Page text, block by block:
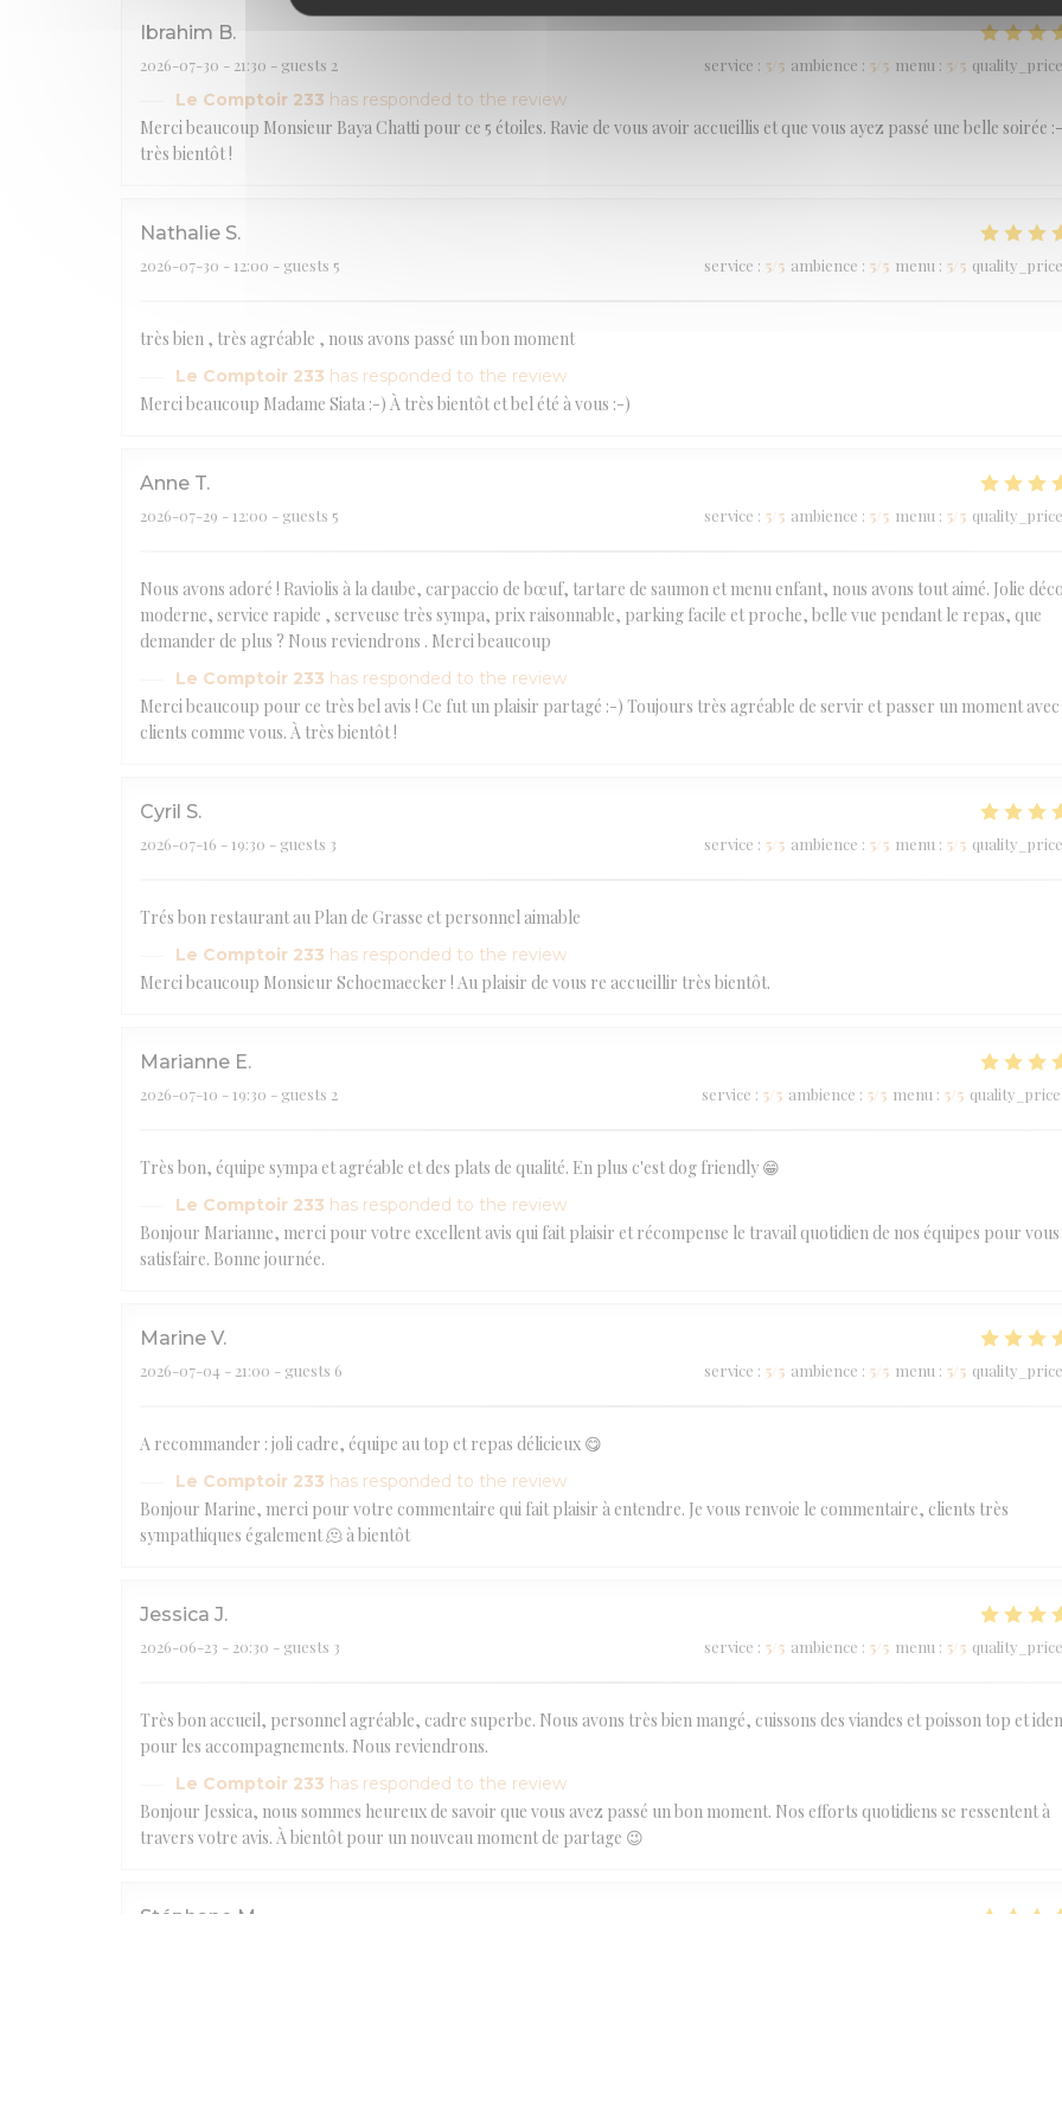
Ibrahim B
2026-07-30 - 21:30 - guests 2 service : 5 /5 ambience : 5 /5 menu : 5 /5 quality_price
Le Comptoir 233 has responded to the review
Merci beaucoup Monsieur Baya Chatti pour ce 5 étoiles. Ravie de vous avoir accueillis et que vous ayez passé une belle soirée
très bientôt !
Nathalie S
2026-07-30 - 12:00 - guests 5 service : 5/5 ambience : 5/5 menu : 5/5 quality_price
très bien , très agréable , nous avons passé un bon moment
Le Comptoir 233 has responded to the review
Merci beaucoup Madame Siata :-) À très bientôt et bel été à vous :-)
Anne T
2026-07-29 - 12:00 - guests 5 service : 5/5 ambience : 5/5 menu : 5/5 quality_price
Nous avons adoré ! Raviolis à la daube, carpaccio de bœuf, tartare de saumon et menu enfant, nous avons tout aimé. Jolie déco
moderne, service rapide , serveuse très sympa, prix raisonnable, parking facile et proche, belle vue pendant le repas, que
demander de plus ? Nous reviendrons . Merci beaucoup
Le Comptoir 233 has responded to the review
Merci beaucoup pour ce très bel avis ! Ce fut un plaisir partagé :-) Toujours très agréable de servir et passer un moment avec
clients comme vous. À très bientôt !
Cyril S
2026-07-16 - 19:30 - guests 3 service : 5/5 ambience : 5/5 menu : 5/5 quality_price
Trés bon restaurant au Plan de Grasse et personnel aimable
Le Comptoir 233 has responded to the review
Merci beaucoup Monsieur Schoemaecker ! Au plaisir de vous re accueillir très bientôt.
Marianne E
2026-07-10 - 19:30 - guests 2 service : 5/5 ambience : 5/5 menu : 5/5 quality_price
Très bon, équipe sympa et agréable et des plats de qualité. En plus c'est dog friendly 😁
Le Comptoir 233 has responded to the review
Bonjour Marianne, merci pour votre excellent avis qui fait plaisir et récompense le travail quotidien de nos équipes pour vous
satisfaire. Bonne journée.
Marine V
2026-07-04 - 21:00 - guests 6 service : 5/5 ambience : 5/5 menu : 5/5 quality_price
A recommander : joli cadre, équipe au top et repas délicieux 😋
Le Comptoir 233 has responded to the review
Bonjour Marine, merci pour votre commentaire qui fait plaisir à entendre. Je vous renvoie le commentaire, clients très
sympathiques également 🫠 à bientôt
Jessica J
2026-06-23 - 20:30 - guests 3 service : 5/5 ambience : 5/5 menu : 5/5 quality_price
Très bon accueil, personnel agréable, cadre superbe. Nous avons très bien mangé, cuissons des viandes et poisson top et
pour les accompagnements. Nous reviendrons.
Le Comptoir 233 has responded to the review
Bonjour Jessica, nous sommes heureux de savoir que vous avez passé un bon moment. Nos efforts quotidiens se ressentent à
travers votre avis. À bientôt pour un nouveau moment de partage 😉
Stéphane M